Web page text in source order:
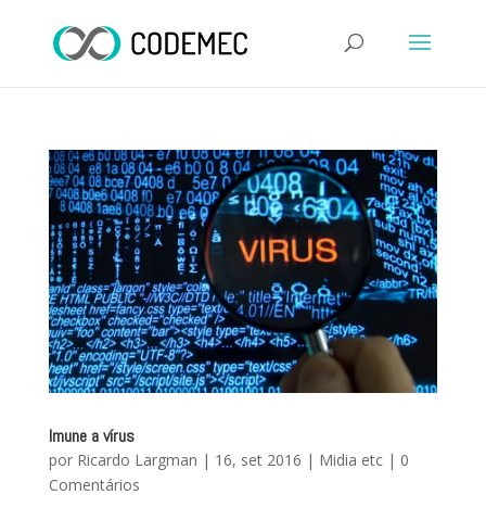
Imune a vírus
por Ricardo Largman | 16, set 2016 | Midia etc| 0
Comentários